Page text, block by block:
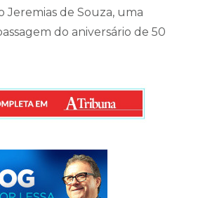
Jeremias de Souza, uma
do aniversário de 50